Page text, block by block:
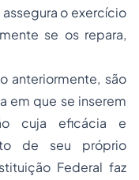
o exercício
se os repara,
anteriormente, são
em que se inserem
cuja eficácia e
de seu próprio
Federal faz